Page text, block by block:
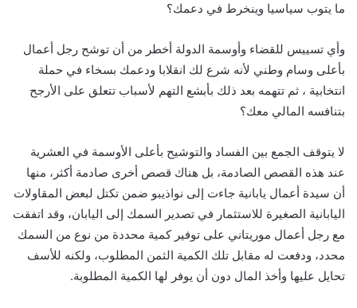
ما يتوب سياسيا وينخرط في دعمك؟
وأي تسييس للقضاء وأوسمة الدولة أخطر من أن توشح رجل أعمال
بأعلى وسام وطني لأنه شرع لك انقلابا ودعمك بسخاء في حملة
انتخابية ، ثم تتهمه بعد ذلك بأبشع التهم لأسباب تتعلق على الأرجح
بتنافسه المالي معك؟
لا يتوقف الجمع بين الفساد والتوشيح بأعلى الأوسمة في العشرية
عند هذه القصص الصادمة، بل هناك قصص أخرى صادمة أكثر، منها
أن سيدة أعمال يابانية جاءت إلى نواذيبو ضمن تكتل لبعض المقاولات
اليابانية الصغيرة للاستثمار في تصدير السمك إلى اليابان، وقد اتفقت
مع رجل أعمال موريتاني على توفير كمية محددة من نوع من السمك
محدد، ودفعت له مقابل تلك الكمية الثمن المطلوب، ولكنه للأسف
تحايل عليها وأخذ المال دون أن يوفر لها الكمية المطلوبة.